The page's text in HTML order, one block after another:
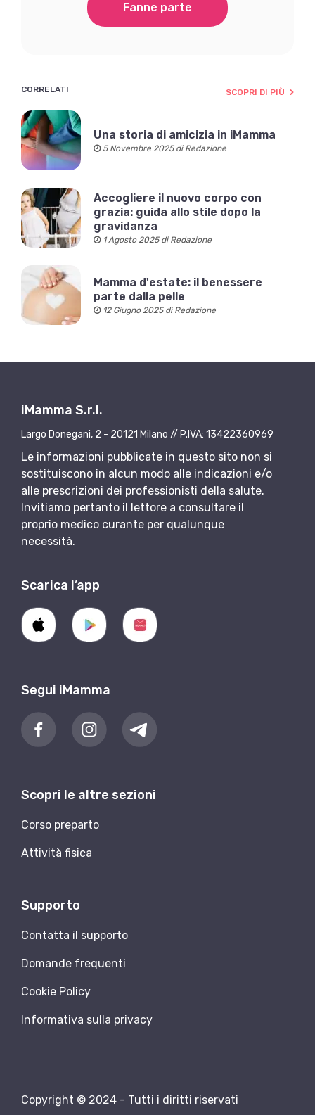
Fanne parte
CORRELATI SCOPRI DI PIÙ
Una storia di amicizia in iMamma
5 Novembre 2025 di Redazione
Accogliere il nuovo corpo con
grazia: guida allo stile dopo la
gravidanza
1 Agosto 2025 di Redazione
Mamma d'estate: il benessere
parte dalla pelle
12 Giugno 2025 di Redazione
iMamma S.r.l.
Largo Donegani, 2 - 20121 Milano // P.IVA: 13422360969
Le informazioni pubblicate in questo sito non si
sostituiscono in alcun modo alle indicazioni e/o
alle prescrizioni dei professionisti della salute.
Invitiamo pertanto il lettore a consultare il
proprio medico curante per qualunque
necessità.
Scarica l’app
Segui iMamma
Scopri le altre sezioni
Corso preparto
Attività fisica
Supporto
Contatta il supporto
Domande frequenti
Cookie Policy
Informativa sulla privacy
Copyright © 2024 - Tutti i diritti riservati